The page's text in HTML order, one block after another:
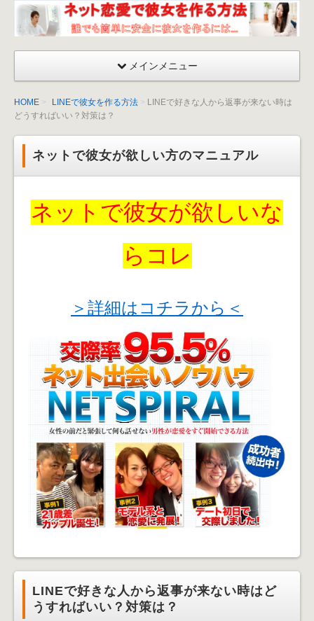
ネッ
ト恋
彼女
法〜
出会
い
方・
メインメニュー
HOME LINEで彼女を作る方法
LINEで好きな人から返事が来ない時は
どうすればいい？対策は？
ネットで彼女が欲しい方のマニュアル
ネットで彼女が欲しいな
らコレ
＞詳細はコチラから＜
LINEで好きな人から返事が来ない時はど
うすればいい？対策は？